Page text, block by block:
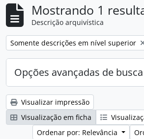
Mostrando 1
Descrição arquivística
Remover filtro:
Somente descrições em nível superior
Opções avançadas de busca
Visualizar impressão
Visualização em ficha
Ordenar por: Relevância